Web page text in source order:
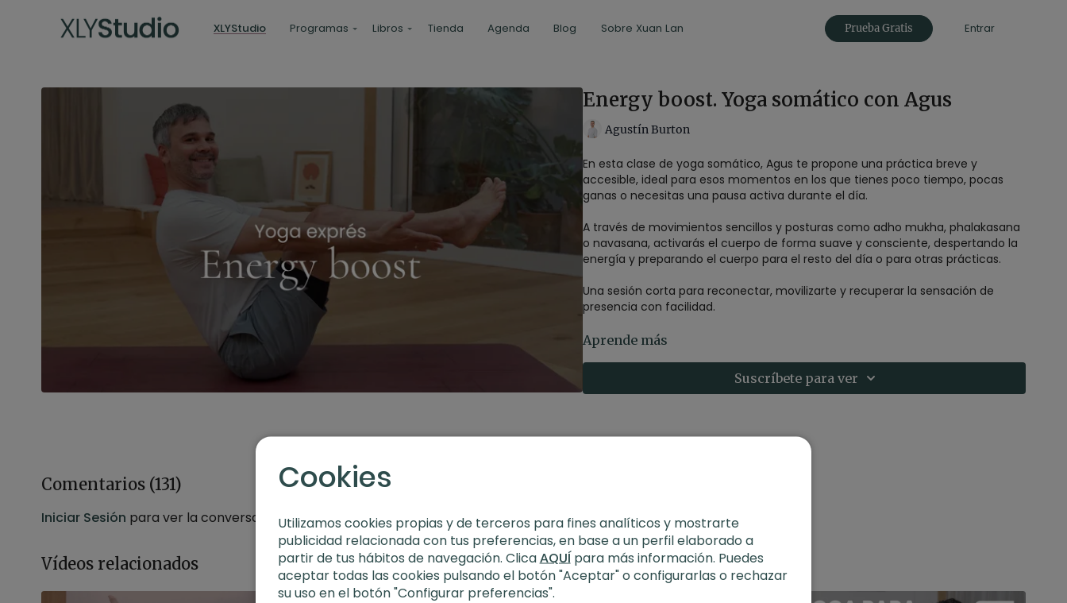
XLYStudio Programas Libros Tienda Agenda Blog Sobre Xuan Lan Prueba Gratis Entrar
Energy boost. Yoga somático con Agus
Agustín Burton
En esta clase de yoga somático, Agus te propone una práctica breve y
accesible, ideal para esos momentos en los que tienes poco tiempo, pocas
ganas o necesitas una pausa activa durante el día.
A través de movimientos sencillos y posturas como adho mukha, phalakasana
o navasana, activarás el cuerpo de forma suave y consciente, despertando la
energía y preparando el cuerpo para el resto del día o para otras prácticas.
Una sesión corta para reconectar, movilizarte y recuperar la sensación de
presencia con facilidad.
Estilo: yoga somático
Enfoque: todo el cuerpo
Aprende más
Suscríbete para ver
Comentarios (131)
Iniciar Sesión para ver la conversación
Vídeos relacionados
Cookies
Utilizamos cookies propias y de terceros para fines analíticos y mostrarte
publicidad relacionada con tus preferencias, en base a un perfil elaborado a
partir de tus hábitos de navegación. ClicaAQUÍpara más información. Puedes
aceptar todas las cookies pulsando el botón "Aceptar" o configurarlas o rechazar
su uso en el botón "Configurar preferencias".